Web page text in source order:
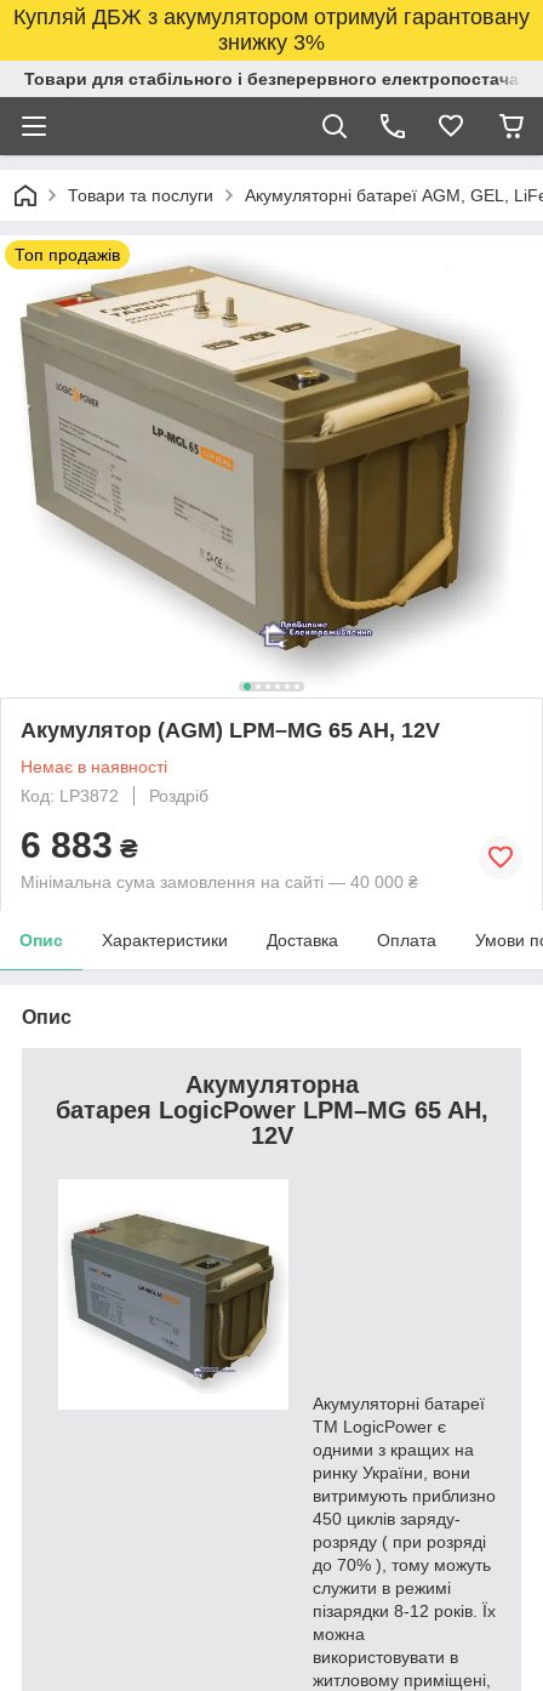
Купляй ДБЖ з акумулятором отримуй гарантовану
знижку 3%
Товари для стабільного і безперервного
Товари та послуги Акумуляторні батареї AGM, GEL,
Топ продажів
Акумулятор (AGM) LPM–MG 65 AH, 12V
Немає в наявності
Код: LP3872
Роздріб
6 883 ₴
Мінімальна сума замовлення на сайті — 40 000 ₴
Опис Характеристики Доставка Оплата Умови
Опис
Акумуляторна
батарея LogicPower LPM–MG 65 AH,
12V
Акумуляторні батареї
ТМ LogicPower є
одними з кращих на
ринку України, вони
витримують приблизно
450 циклів заряду-
розряду ( при розряді
до 70% ), тому можуть
служити в режимі
пізарядки 8-12 років. Їх
можна
використовувати в
житловому приміщені,